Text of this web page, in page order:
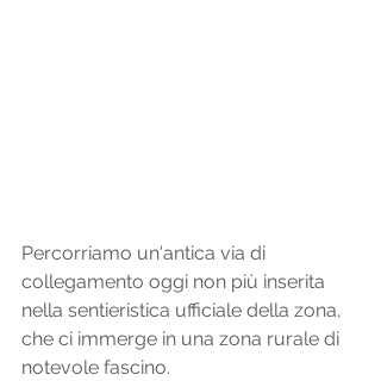
Percorriamo un'antica via di
collegamento oggi non più inserita
nella sentieristica ufficiale della zona,
che ci immerge in una zona rurale di
notevole fascino.